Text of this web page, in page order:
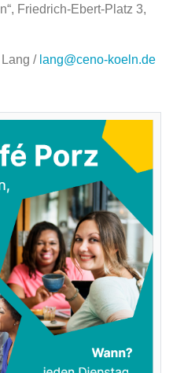
Friedrich-Ebert-Platz 3,
/ lang@ceno-koeln.de